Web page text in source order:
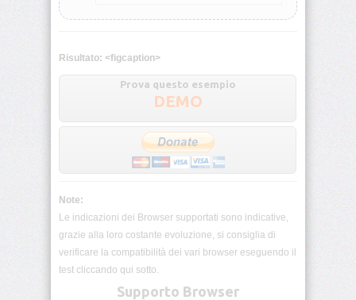
<body>
<center>
<cite>
Risultato: <figcaption>
Prova questo esempio
DEMO
Note:
Le indicazioni dei Browser supportati sono indicative,
grazie alla loro costante evoluzione, si consiglia di
verificare la compatibilità dei vari browser eseguendo il
test cliccando qui sotto.
Supporto Browser